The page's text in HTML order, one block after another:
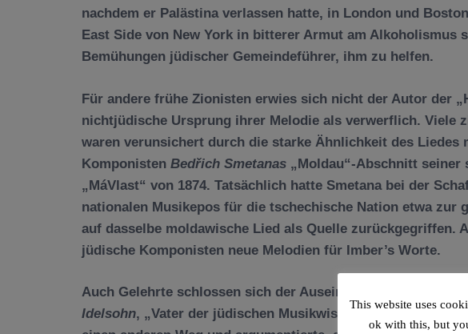
nachdem er Palästina verlassen hatte, in London und
East Side von New York in bitterer Armut am Alkoholismus
Bemühungen jüdischer Gemeindeführer, ihm zu helfen.
Für andere frühe Zionisten erwies sich nicht der Autor der
nichtjüdische Ursprung ihrer Melodie als verwerflich. Viele
waren verunsichert durch die starke Ähnlichkeit des Liedes
Komponisten Bedřich Smetanas „Moldau“-Abschnitt seiner
„MáVlast“ von 1874. Tatsächlich hatte Smetana bei der
nationalen Musikepos für die tschechische Nation etwa zur
auf dasselbe moldawische Lied als Quelle zurückgegriffen.
jüdische Komponisten neue Melodien für Imber’s Worte.
Auch Gelehrte schlossen sich der Auseinandersetzung an.
Idelsohn, „Vater der jüdischen Musikwissenschaft“, ging
This website uses
ok with this, but